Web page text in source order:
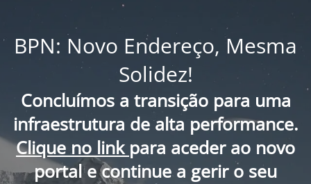
BPN: Novo Endereço, Mesma
Solidez!
Concluímos a transição para uma
infraestrutura de alta performance.
Clique no link para aceder ao novo
portal e continue a gerir o seu